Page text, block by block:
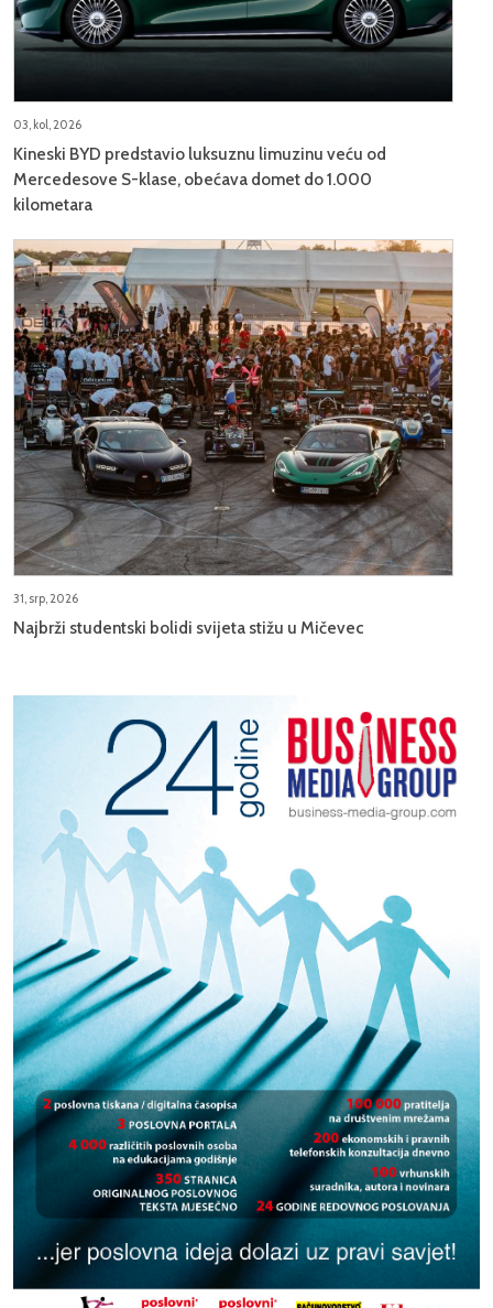
03, kol, 2026
Kineski BYD predstavio luksuznu limuzinu veću od
Mercedesove S-klase, obećava domet do 1.000
kilometara
31, srp, 2026
Najbrži studentski bolidi svijeta stižu u Mičevec